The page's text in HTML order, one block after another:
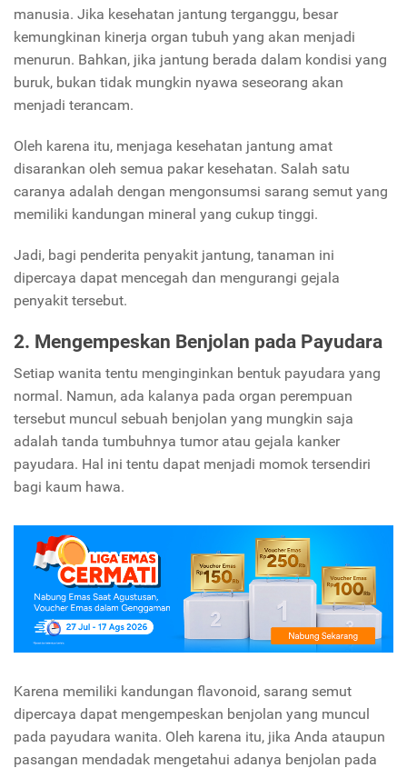
manusia. Jika kesehatan jantung terganggu, besar
kemungkinan kinerja organ tubuh yang akan menjadi
menurun. Bahkan, jika jantung berada dalam kondisi yang
buruk, bukan tidak mungkin nyawa seseorang akan
menjadi terancam.
Oleh karena itu, menjaga kesehatan jantung amat
disarankan oleh semua pakar kesehatan. Salah satu
caranya adalah dengan mengonsumsi sarang semut yang
memiliki kandungan mineral yang cukup tinggi.
Jadi, bagi penderita penyakit jantung, tanaman ini
dipercaya dapat mencegah dan mengurangi gejala
penyakit tersebut.
2. Mengempeskan Benjolan pada Payudara
Setiap wanita tentu menginginkan bentuk payudara yang
normal. Namun, ada kalanya pada organ perempuan
tersebut muncul sebuah benjolan yang mungkin saja
adalah tanda tumbuhnya tumor atau gejala kanker
payudara. Hal ini tentu dapat menjadi momok tersendiri
bagi kaum hawa.
Karena memiliki kandungan flavonoid, sarang semut
dipercaya dapat mengempeskan benjolan yang muncul
pada payudara wanita. Oleh karena itu, jika Anda ataupun
pasangan mendadak mengetahui adanya benjolan pada